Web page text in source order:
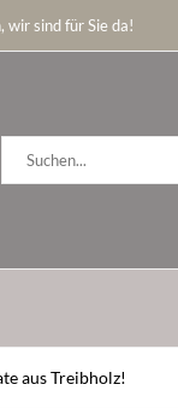
wir sind für Sie da!
aus Treibholz!